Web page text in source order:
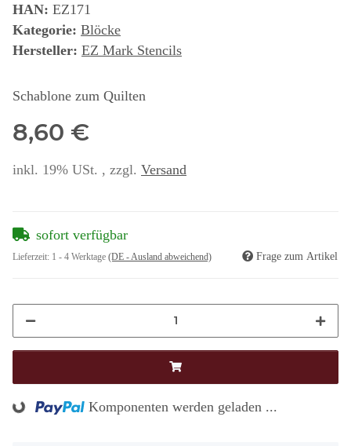
HAN: EZ171
Kategorie: Blöcke
Hersteller: EZ Mark Stencils
Schablone zum Quilten
8,60 €
inkl. 19% USt. , zzgl. Versand
sofort verfügbar
Lieferzeit: 1 - 4 Werktage (DE - Ausland abweichend) Frage zum Artikel
Loading... Komponenten werden geladen ...